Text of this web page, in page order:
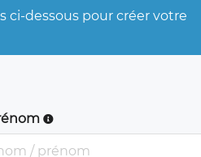
ci-dessous pour créer votre